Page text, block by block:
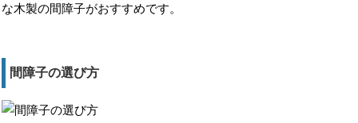
な木製の間障子がおすすめです。
間障子の選び方